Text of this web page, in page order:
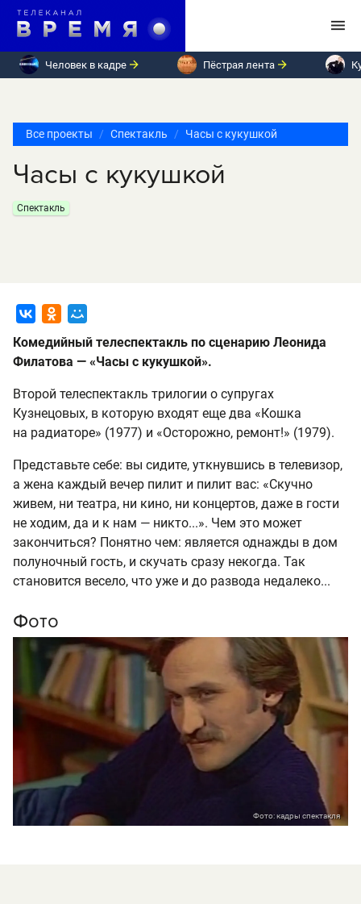
Человек в кадре Пёстрая лента
Все проекты Спектакль Часы с кукушкой
Часы с кукушкой
Спектакль
Комедийный телеспектакль по сценарию Леонида
Филатова — «Часы с кукушкой».
Второй телеспектакль трилогии о супругах
Кузнецовых, в которую входят еще два «Кошка
на радиаторе» (1977) и «Осторожно, ремонт!» (1979).
Представьте себе: вы сидите, уткнувшись в телевизор,
а жена каждый вечер пилит и пилит вас: «Скучно
живем, ни театра, ни кино, ни концертов, даже в гости
не ходим, да и к нам — никто...». Чем это может
закончиться? Понятно чем: является однажды в дом
полуночный гость, и скучать сразу некогда. Так
становится весело, что уже и до развода недалеко...
Фото
Фото: кадры спектакля